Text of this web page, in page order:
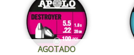
AGOTADO